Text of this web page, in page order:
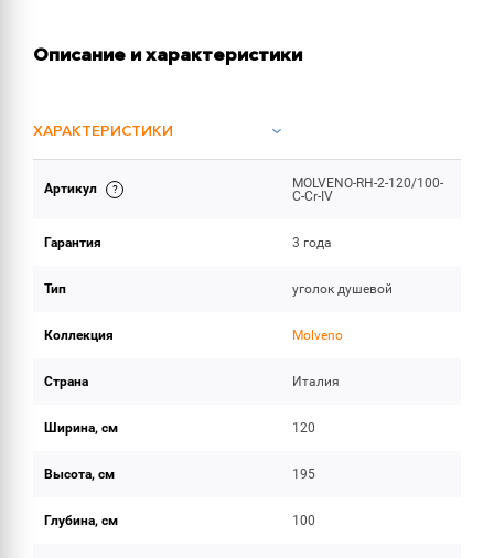
Описание и характеристики
ХАРАКТЕРИСТИКИ
ОБЪЕМ ПОСТАВКИ
Артикул
MOLVENO-RH-2-120/100-
C-Cr-IV
Гарантия 3 года
Тип уголок душевой
Коллекция Molveno
Страна Италия
Ширина, см 120
Высота, см 195
Глубина, см 100